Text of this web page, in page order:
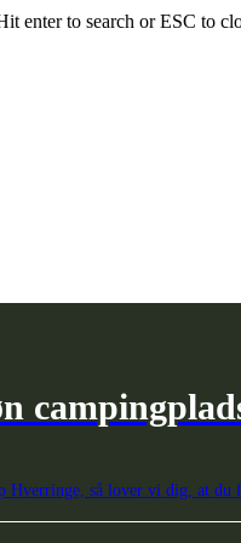
enter to search or ESC to
Hverringe, så lover vi dig, at du